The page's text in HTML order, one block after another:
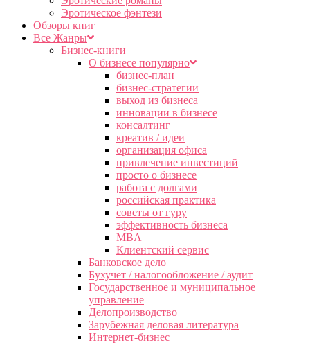
Эротическое фэнтези
Обзоры книг
Все Жанры
Бизнес-книги
О бизнесе популярно
бизнес-план
бизнес-стратегии
выход из бизнеса
инновации в бизнесе
консалтинг
креатив / идеи
организация офиса
привлечение инвестиций
просто о бизнесе
работа с долгами
российская практика
советы от гуру
эффективность бизнеса
MBA
Клиентский сервис
Банковское дело
Бухучет / налогообложение / аудит
Государственное и муниципальное
управление
Делопроизводство
Зарубежная деловая литература
Интернет-бизнес